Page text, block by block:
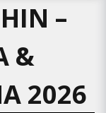
–
&
2026